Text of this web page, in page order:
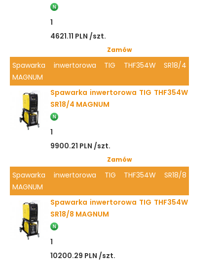
1
4621.11 PLN /szt.
Zamów
Spawarka inwertorowa TIG THF354W SR18/4
MAGNUM
Spawarka inwertorowa TIG THF354W
SR18/4 MAGNUM
1
9900.21 PLN /szt.
Zamów
Spawarka inwertorowa TIG THF354W SR18/8
MAGNUM
Spawarka inwertorowa TIG THF354W
SR18/8 MAGNUM
1
10200.29 PLN /szt.